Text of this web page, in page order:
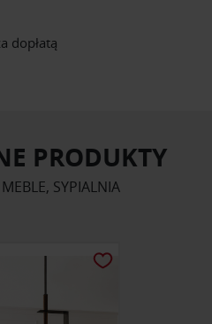
dopłatą
PRODUKTY
SYPIALNIA